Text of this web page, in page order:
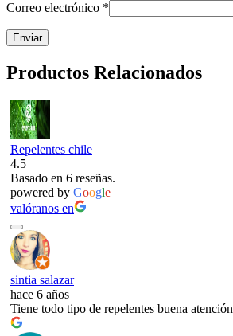
Correo electrónico *
Productos Relacionados
Repelentes chile
4.5
Basado en 6 reseñas.
powered by Google
valóranos en
sintia salazar
hace 6 años
Tiene todo tipo de repelentes buena atención